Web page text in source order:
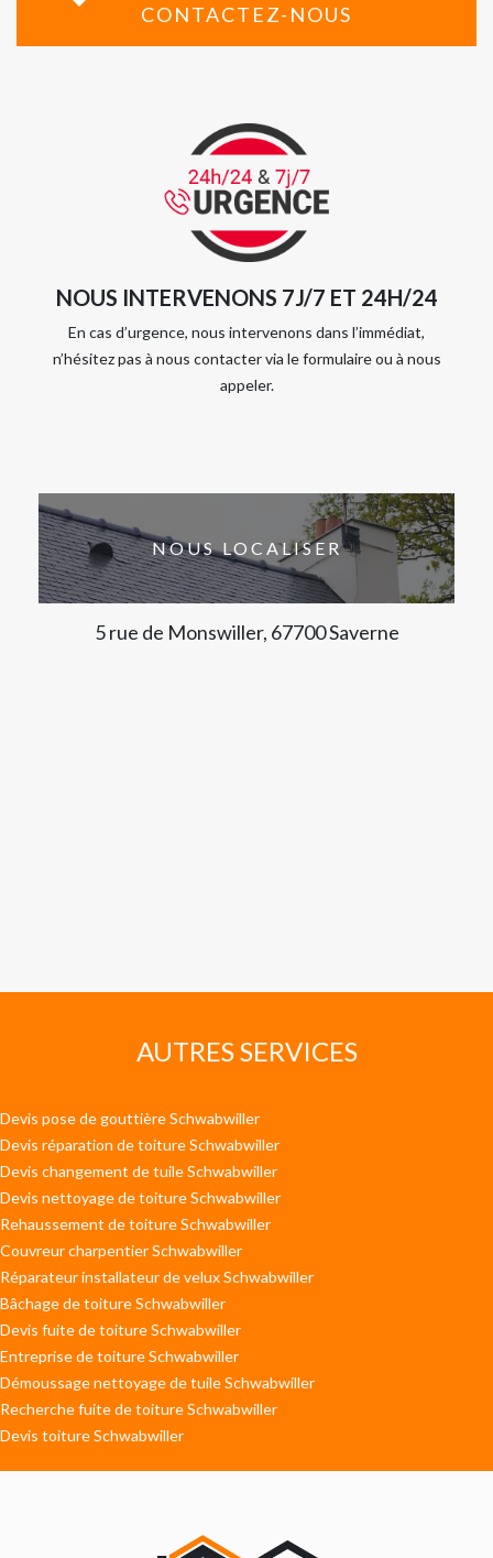
CONTACTEZ-NOUS
NOUS INTERVENONS 7J/7 ET 24H/24
En cas d’urgence, nous intervenons dans l’immédiat,
n’hésitez pas à nous contacter via le formulaire ou à nous
appeler.
NOUS LOCALISER
5 rue de Monswiller, 67700 Saverne
AUTRES SERVICES
Devis pose de gouttière Schwabwiller
Devis réparation de toiture Schwabwiller
Devis changement de tuile Schwabwiller
Devis nettoyage de toiture Schwabwiller
Rehaussement de toiture Schwabwiller
Couvreur charpentier Schwabwiller
Réparateur installateur de velux Schwabwiller
Bâchage de toiture Schwabwiller
Devis fuite de toiture Schwabwiller
Entreprise de toiture Schwabwiller
Démoussage nettoyage de tuile Schwabwiller
Recherche fuite de toiture Schwabwiller
Devis toiture Schwabwiller